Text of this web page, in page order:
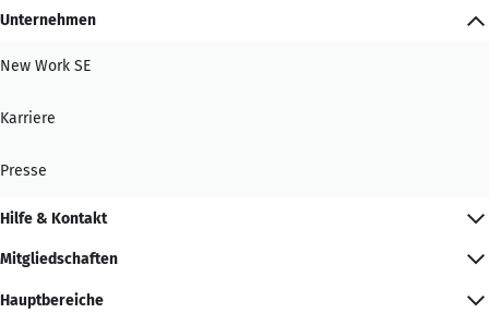
Unternehmen
New Work SE
Karriere
Presse
Hilfe & Kontakt
Mitgliedschaften
Hauptbereiche